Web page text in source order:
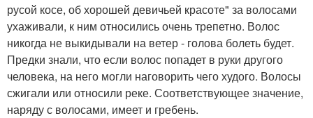
русой косе, об хорошей девичьей красоте" за волосами
ухаживали, к ним относились очень трепетно. Волос
никогда не выкидывали на ветер - голова болеть будет.
Предки знали, что если волос попадет в руки другого
человека, на него могли наговорить чего худого. Волосы
сжигали или относили реке. Соответствующее значение,
наряду с волосами, имеет и гребень.